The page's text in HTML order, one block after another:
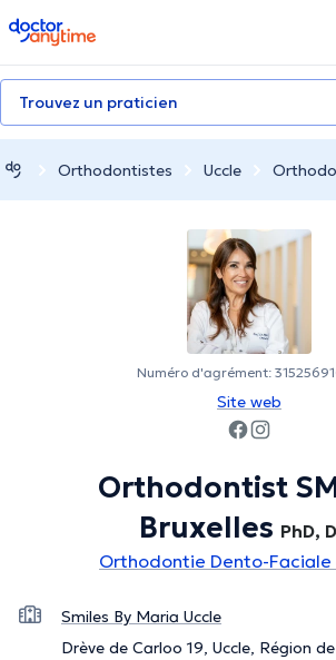
doctoranytime
Trouvez un praticien
Orthodontistes Uccle
Numéro d'agrément:
Site web
Orthodontist
Bruxelles PhD,
Orthodontie Dento-Faciale
Smiles By Maria Uccle
Drève de Carloo 19, Uccle, Région